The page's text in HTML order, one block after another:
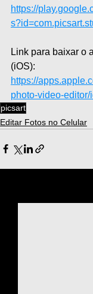
https://
Link para baixar o
(iOS):
https://
photo-video-
picsart
Editar Fotos no Celular